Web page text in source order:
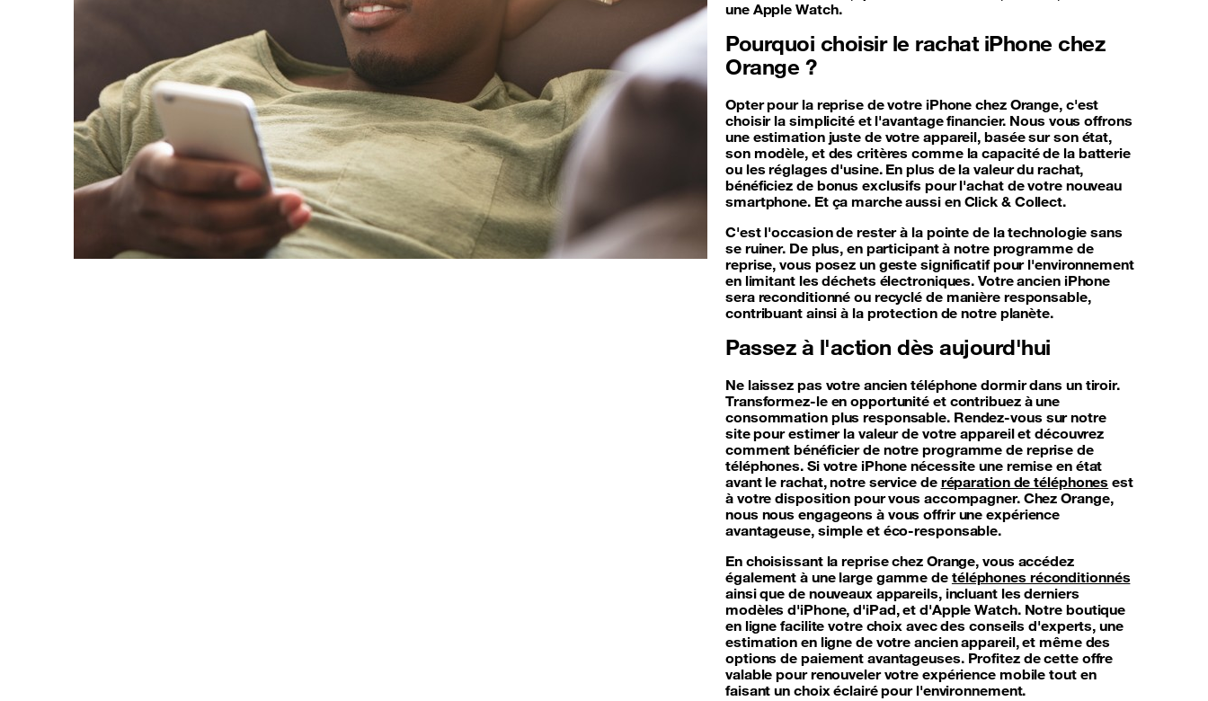
une Apple Watch.
Pourquoi choisir le rachat iPhone chez
Orange ?
Opter pour la reprise de votre iPhone chez Orange, c'est
choisir la simplicité et l'avantage financier. Nous vous offrons
une estimation juste de votre appareil, basée sur son état,
son modèle, et des critères comme la capacité de la batterie
ou les réglages d'usine. En plus de la valeur du rachat,
bénéficiez de bonus exclusifs pour l'achat de votre nouveau
smartphone. Et ça marche aussi en Click & Collect.
C'est l'occasion de rester à la pointe de la technologie sans
se ruiner. De plus, en participant à notre programme de
reprise, vous posez un geste significatif pour l'environnement
en limitant les déchets électroniques. Votre ancien iPhone
sera reconditionné ou recyclé de manière responsable,
contribuant ainsi à la protection de notre planète.
Passez à l'action dès aujourd'hui
Ne laissez pas votre ancien téléphone dormir dans un tiroir.
Transformez-le en opportunité et contribuez à une
consommation plus responsable. Rendez-vous sur notre
site pour estimer la valeur de votre appareil et découvrez
comment bénéficier de notre programme de reprise de
téléphones. Si votre iPhone nécessite une remise en état
avant le rachat, notre service de réparation de téléphones est
à votre disposition pour vous accompagner. Chez Orange,
nous nous engageons à vous offrir une expérience
avantageuse, simple et éco-responsable.
En choisissant la reprise chez Orange, vous accédez
également à une large gamme de téléphones réconditionnés
ainsi que de nouveaux appareils, incluant les derniers
modèles d'iPhone, d'iPad, et d'Apple Watch. Notre boutique
en ligne facilite votre choix avec des conseils d'experts, une
estimation en ligne de votre ancien appareil, et même des
options de paiement avantageuses. Profitez de cette offre
valable pour renouveler votre expérience mobile tout en
faisant un choix éclairé pour l'environnement.